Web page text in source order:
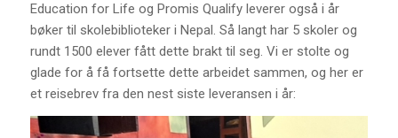
Education for Life og Promis Qualify leverer også i år
bøker til skolebiblioteker i Nepal. Så langt har 5 skoler og
rundt 1500 elever fått dette brakt til seg. Vi er stolte og
glade for å få fortsette dette arbeidet sammen, og her er
et reisebrev fra den nest siste leveransen i år: